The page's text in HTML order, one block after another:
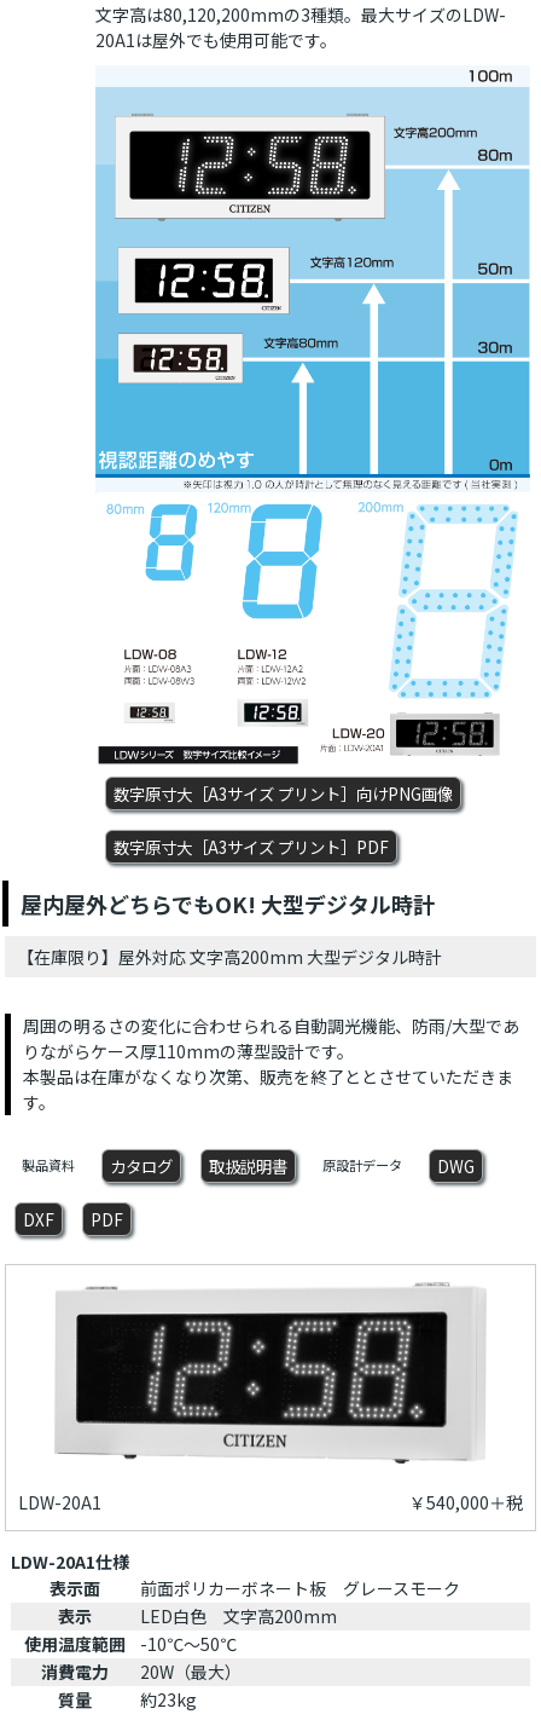
文字高は80,120,200mmの3種類。最大サイズのLDW-
20A1は屋外でも使用可能です。
数字原寸大［A3サイズ プリント］向けPNG画像
数字原寸大［A3サイズ プリント］PDF
屋内屋外どちらでもOK! 大型デジタル時計
【在庫限り】屋外対応 文字高200mm 大型デジタル時計
周囲の明るさの変化に合わせられる自動調光機能、防雨/大型であ
りながらケース厚110mmの薄型設計です。
本製品は在庫がなくなり次第、販売を終了ととさせていただきま
す。
製品資料 カタログ 取扱説明書 原設計データ DWG
DXF PDF
LDW-20A1 ￥540,000＋税
LDW-20A1仕様
表示面
前面ポリカーボネート板 グレースモーク
表示
LED白色 文字高200mm
使用温度範囲
-10℃～50℃
消費電力
20W（最大）
質量
約23kg